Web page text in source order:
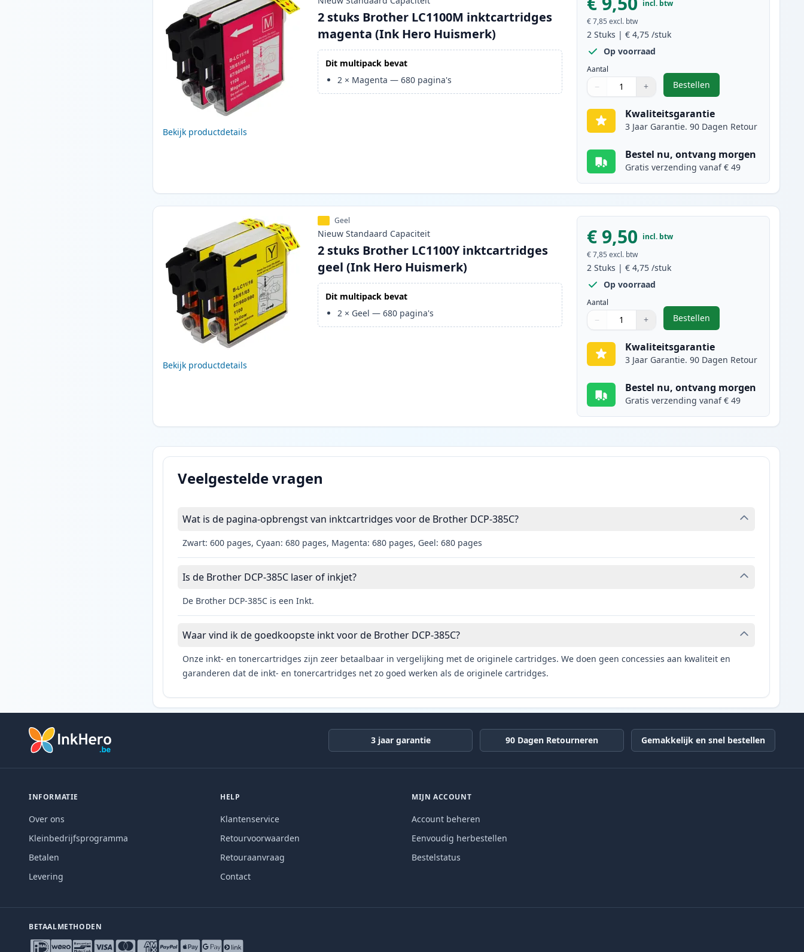
Bekijk productdetails
2 stuks Brother LC1100M inktcartridges
magenta (Ink Hero Huismerk)
Dit multipack bevat
2 × Magenta —680 pagina's
incl. btw
€ 7,85 excl. btw
2 Stuks |€ 4,75 /stuk
Op voorraad
Aantal
Aantal
Gebruik de knoppen om aan te passen
− +
Aantal 1
Bestellen
,2 stuks Brother LC1100M
Kwaliteitsgarantie
3 Jaar Garantie. 90 Dagen Retour
Bestel nu, ontvang morgen
Gratis verzending vanaf € 49
Bekijk productdetails
Geel
Nieuw Standaard Capaciteit
2 stuks Brother LC1100Y inktcartridges
geel (Ink Hero Huismerk)
Dit multipack bevat
2 × Geel —680 pagina's
€ 9,50 incl. btw
€ 7,85 excl. btw
2 Stuks |€ 4,75 /stuk
Op voorraad
Aantal
Aantal
Gebruik de knoppen om aan te passen
− +
Aantal 1
Bestellen
,2 stuks Brother LC1100Y
Kwaliteitsgarantie
3 Jaar Garantie. 90 Dagen Retour
Bestel nu, ontvang morgen
Gratis verzending vanaf € 49
Veelgestelde vragen
Wat is de pagina-opbrengst van inktcartridges voor de Brother DCP-385C?
Zwart: 600 pages, Cyaan: 680 pages, Magenta: 680 pages, Geel: 680 pages
Is de Brother DCP-385C laser of inkjet?
De Brother DCP-385C is een Inkt.
Waar vind ik de goedkoopste inkt voor de Brother DCP-385C?
Onze inkt- en tonercartridges zijn zeer betaalbaar in vergelijking met de originele cartridges. We doen geen concessies aan kwaliteit en
garanderen dat de inkt- en tonercartridges net zo goed werken als de originele cartridges.
3 jaar garantie 90 Dagen Retourneren Gemakkelijk en snel bestellen
INFORMATIE
Over ons
Kleinbedrijfsprogramma
Betalen
Levering
HELP
Klantenservice
Retourvoorwaarden
Retouraanvraag
Contact
MIJN ACCOUNT
Account beheren
Eenvoudig herbestellen
Bestelstatus
BETAALMETHODEN